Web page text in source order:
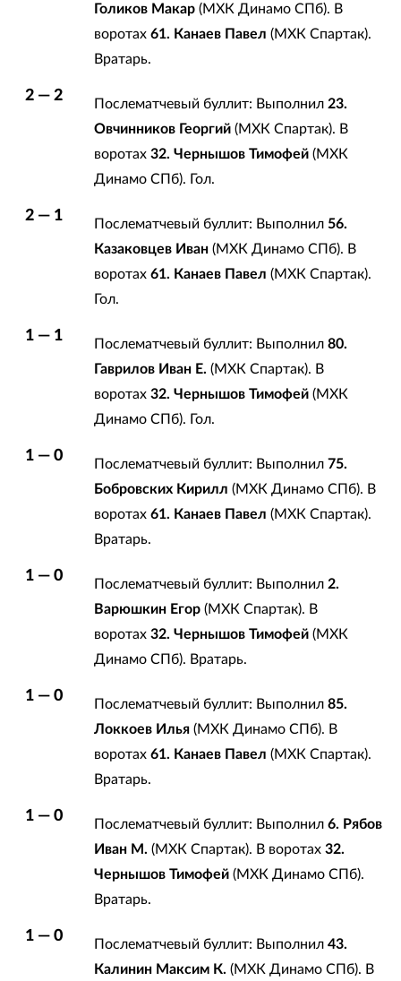
Голиков Макар(МХК Динамо СПб). В
воротах 61. Канаев Павел (МХК Спартак).
Вратарь.
2 — 2 Послематчевый буллит: Выполнил 23.
Овчинников Георгий(МХК Спартак). В
воротах 32. Чернышов Тимофей(МХК
Динамо СПб). Гол.
2 — 1 Послематчевый буллит: Выполнил 56.
Казаковцев Иван(МХК Динамо СПб). В
воротах 61. Канаев Павел (МХК Спартак).
Гол.
1 — 1 Послематчевый буллит: Выполнил 80.
Гаврилов Иван Е. (МХК Спартак). В
воротах 32. Чернышов Тимофей(МХК
Динамо СПб). Гол.
1 — 0 Послематчевый буллит: Выполнил 75.
Бобровских Кирилл (МХК Динамо СПб). В
воротах 61. Канаев Павел (МХК Спартак).
Вратарь.
1 — 0 Послематчевый буллит: Выполнил 2.
Варюшкин Егор(МХК Спартак). В
воротах 32. Чернышов Тимофей(МХК
Динамо СПб). Вратарь.
1 — 0 Послематчевый буллит: Выполнил 85.
Локкоев Илья(МХК Динамо СПб). В
воротах 61. Канаев Павел (МХК Спартак).
Вратарь.
1 — 0 Послематчевый буллит: Выполнил 6. Рябов
Иван М. (МХК Спартак). В воротах 32.
Чернышов Тимофей(МХК Динамо СПб).
Вратарь.
1 — 0 Послематчевый буллит: Выполнил 43.
Калинин Максим К. (МХК Динамо СПб). В